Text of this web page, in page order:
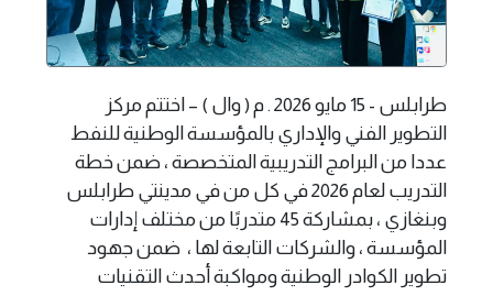
طرابلس - 15 مايو 2026 . م ( وال ) – اختتم مركز
التطوير الفني والإداري بالمؤسسة الوطنية للنفط
عددا من البرامج التدريبية المتخصصة ، ضمن خطة
التدريب لعام 2026 في كل من في مدينتي طرابلس
وبنغازي ، بمشاركة 45 متدربًا من مختلف إدارات
المؤسسة ، والشركات التابعة لها ، ضمن جهود
تطوير الكوادر الوطنية ومواكبة أحدث التقنيات